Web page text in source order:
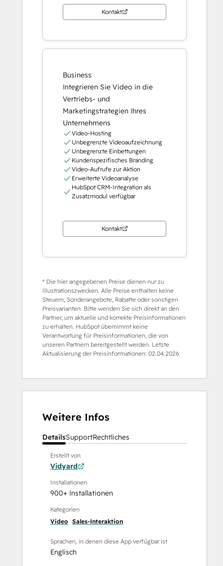
Kontakt
Business
Integrieren Sie Video in die
Vertriebs- und
Marketingstrategien Ihres
Unternehmens
Video-Hosting
Unbegrenzte Videoaufzeichnung
Unbegrenzte Einbettungen
Kundenspezifisches Branding
Video-Aufrufe zur Aktion
Erweiterte Videoanalyse
HubSpot CRM-Integration als
Zusatzmodul verfügbar
Kontakt
* Die hier angegebenen Preise dienen nur zu
Illustrationszwecken. Alle Preise enthalten keine
Steuern, Sonderangebote, Rabatte oder sonstigen
Preisvarianten. Bitte wenden Sie sich direkt an den
Partner, um aktuelle und korrekte Preisinformationen
zu erhalten. HubSpot übernimmt keine
Verantwortung für Preisinformationen, die von
unseren Partnern bereitgestellt werden. Letzte
Aktualisierung der Preisinformationen: 02.04.2026
Weitere Infos
DetailsSupportRechtliches
Erstellt von
Vidyard
Installationen
900+ Installationen
Kategorien
Video Sales-Interaktion
Sprachen, in denen diese App verfügbar ist
Englisch